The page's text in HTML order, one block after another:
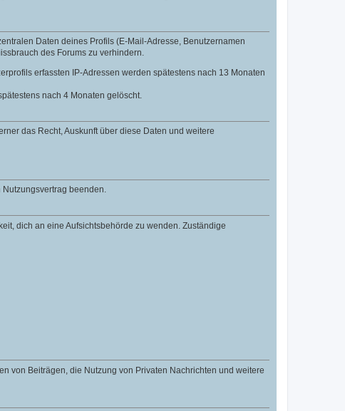
Daten deines Profils (E-Mail-Adresse, Benutzernamen
des Forums zu verhindern.
erfassten IP-Adressen werden spätestens nach 13 Monaten
nach 4 Monaten gelöscht.
das Recht, Auskunft über diese Daten und weitere
beenden.
dich an eine Aufsichtsbehörde zu wenden. Zuständige
von Beiträgen, die Nutzung von Privaten Nachrichten und weitere